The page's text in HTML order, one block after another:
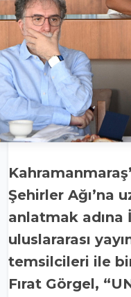
Kahramanmaraş’ın UNESCO Yaratıcı
Şehirler Ağı’na
anlatmak adına
uluslararası
temsilcileri ile
Fırat Görgel,